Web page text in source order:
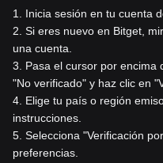
1
Inicia sesión en tu cuenta
2 Si eres nuevo en Bitget,
una cuenta.
3
Pasa el cursor por encima
"No verificado" y haz clic en
4 Elige tu país o región
instrucciones.
5 Selecciona "Verificación
preferencias.